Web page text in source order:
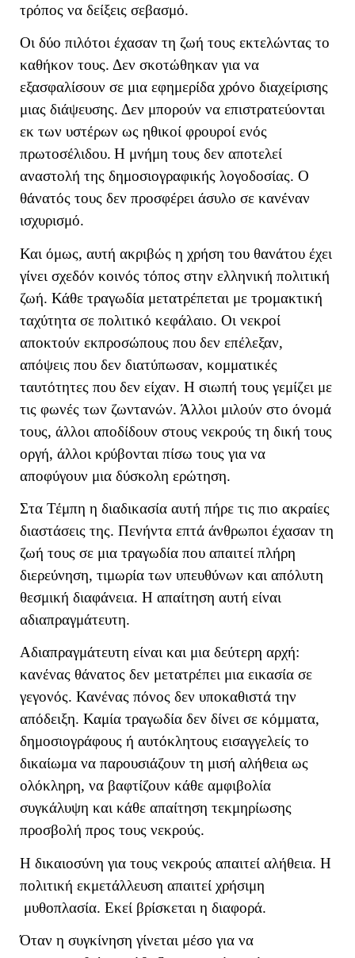
τρόπος να δείξεις σεβασμό.
Οι δύο πιλότοι έχασαν τη ζωή τους εκτελώντας το
καθήκον τους. Δεν σκοτώθηκαν για να
εξασφαλίσουν σε μια εφημερίδα χρόνο διαχείρισης
μιας διάψευσης. Δεν μπορούν να επιστρατεύονται
εκ των υστέρων ως ηθικοί φρουροί ενός
πρωτοσέλιδου. Η μνήμη τους δεν αποτελεί
αναστολή της δημοσιογραφικής λογοδοσίας. Ο
θάνατός τους δεν προσφέρει άσυλο σε κανέναν
ισχυρισμό.
Και όμως, αυτή ακριβώς η χρήση του θανάτου έχει
γίνει σχεδόν κοινός τόπος στην ελληνική πολιτική
ζωή. Κάθε τραγωδία μετατρέπεται με τρομακτική
ταχύτητα σε πολιτικό κεφάλαιο. Οι νεκροί
αποκτούν εκπροσώπους που δεν επέλεξαν,
απόψεις που δεν διατύπωσαν, κομματικές
ταυτότητες που δεν είχαν. Η σιωπή τους γεμίζει με
τις φωνές των ζωντανών. Άλλοι μιλούν στο όνομά
τους, άλλοι αποδίδουν στους νεκρούς τη δική τους
οργή, άλλοι κρύβονται πίσω τους για να
αποφύγουν μια δύσκολη ερώτηση.
Στα Τέμπη η διαδικασία αυτή πήρε τις πιο ακραίες
διαστάσεις της. Πενήντα επτά άνθρωποι έχασαν τη
ζωή τους σε μια τραγωδία που απαιτεί πλήρη
διερεύνηση, τιμωρία των υπευθύνων και απόλυτη
θεσμική διαφάνεια. Η απαίτηση αυτή είναι
αδιαπραγμάτευτη.
Αδιαπραγμάτευτη είναι και μια δεύτερη αρχή:
κανένας θάνατος δεν μετατρέπει μια εικασία σε
γεγονός. Κανένας πόνος δεν υποκαθιστά την
απόδειξη. Καμία τραγωδία δεν δίνει σε κόμματα,
δημοσιογράφους ή αυτόκλητους εισαγγελείς το
δικαίωμα να παρουσιάζουν τη μισή αλήθεια ως
ολόκληρη, να βαφτίζουν κάθε αμφιβολία
συγκάλυψη και κάθε απαίτηση τεκμηρίωσης
προσβολή προς τους νεκρούς.
Η δικαιοσύνη για τους νεκρούς απαιτεί αλήθεια. Η
πολιτική εκμετάλλευση απαιτεί χρήσιμη
μυθοπλασία. Εκεί βρίσκεται η διαφορά.
Όταν η συγκίνηση γίνεται μέσο για να